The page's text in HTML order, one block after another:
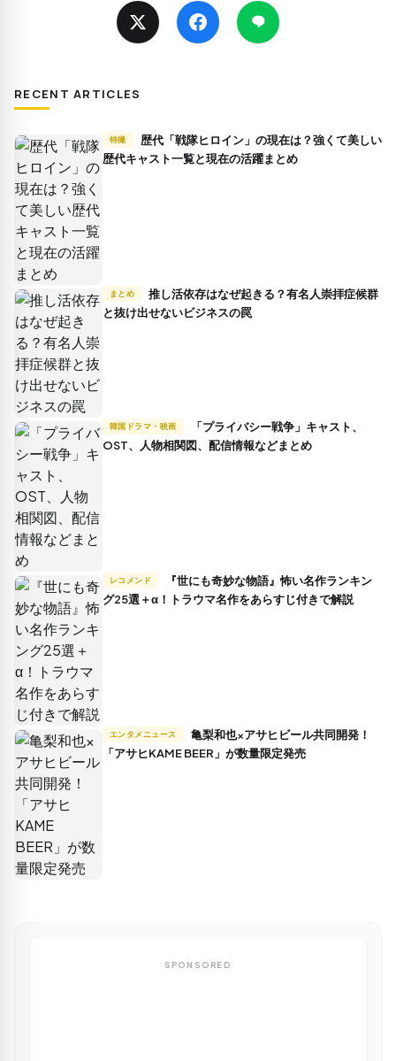
RECENT ARTICLES
特撮
歴代キャスト一覧と現在の活躍まとめ
まとめ
推し活依存はなぜ起きる？有名人崇拝症候群
と抜け出せないビジネスの罠
韓国ドラマ・映画
OST、人物相関図、配信情報などまとめ
レコメンド
グ25選＋α！トラウマ名作をあらすじ付きで解説
エンタメニュース
「アサヒKAME BEER」が数量限定発売
SPONSORED